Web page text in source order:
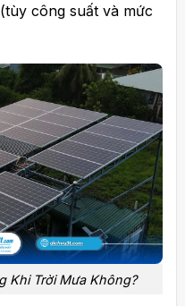
công suất và mức
Khi Trời Mưa Không?